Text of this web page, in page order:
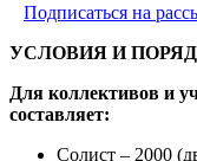
Подписаться на
УСЛОВИЯ И
Для коллективов и
составляет:
Солист – 2000